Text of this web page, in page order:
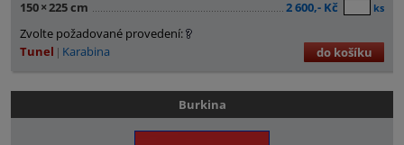
150×225 cm 2 600,- Kč ks
Zvolte požadované provedení:
Tunel
Karabina do košíku
Burkina